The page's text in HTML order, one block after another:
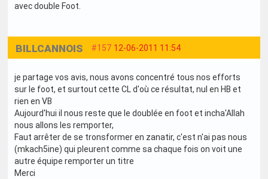
avec double Foot.
#157 12-06-2011 11:54
BILLCANNOIS
je partage vos avis, nous avons concentré tous nos efforts
sur le foot, et surtout cette CL d'où ce résultat, nul en HB et
rien en VB
Aujourd'hui il nous reste que le doublée en foot et incha'Allah
nous allons les remporter,
Faut arrêter de se tronsformer en zanatir, c'est n'ai pas nous
(mkach5ine) qui pleurent comme sa chaque fois on voit une
autre équipe remporter un titre
Merci